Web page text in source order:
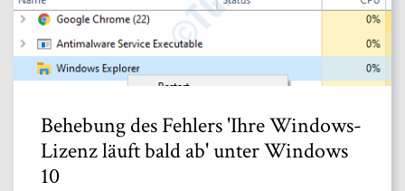
Behebung des Fehlers 'Ihre Windows-
Lizenz läuft bald ab' unter Windows
10